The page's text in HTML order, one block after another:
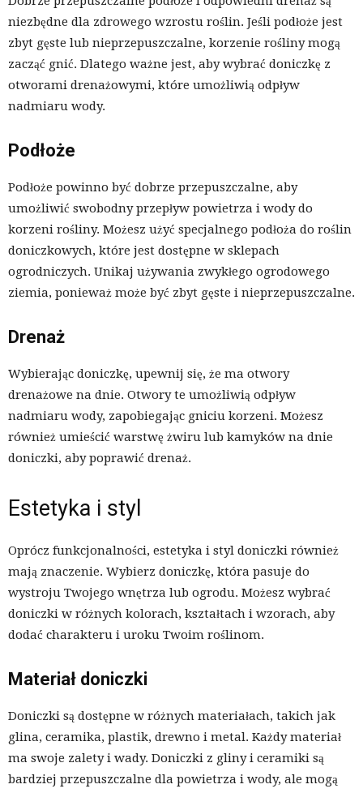
niezbędne dla zdrowego wzrostu roślin. Jeśli podłoże jest
zbyt gęste lub nieprzepuszczalne, korzenie rośliny mogą
zacząć gnić. Dlatego ważne jest, aby wybrać doniczkę z
otworami drenażowymi, które umożliwią odpływ
nadmiaru wody.
Podłoże
Podłoże powinno być dobrze przepuszczalne, aby
umożliwić swobodny przepływ powietrza i wody do
korzeni rośliny. Możesz użyć specjalnego podłoża do roślin
doniczkowych, które jest dostępne w sklepach
ogrodniczych. Unikaj używania zwykłego ogrodowego
ziemia, ponieważ może być zbyt gęste i nieprzepuszczalne.
Drenaż
Wybierając doniczkę, upewnij się, że ma otwory
drenażowe na dnie. Otwory te umożliwią odpływ
nadmiaru wody, zapobiegając gniciu korzeni. Możesz
również umieścić warstwę żwiru lub kamyków na dnie
doniczki, aby poprawić drenaż.
Estetyka i styl
Oprócz funkcjonalności, estetyka i styl doniczki również
mają znaczenie. Wybierz doniczkę, która pasuje do
wystroju Twojego wnętrza lub ogrodu. Możesz wybrać
doniczki w różnych kolorach, kształtach i wzorach, aby
dodać charakteru i uroku Twoim roślinom.
Materiał doniczki
Doniczki są dostępne w różnych materiałach, takich jak
glina, ceramika, plastik, drewno i metal. Każdy materiał
ma swoje zalety i wady. Doniczki z gliny i ceramiki są
bardziej przepuszczalne dla powietrza i wody, ale mogą